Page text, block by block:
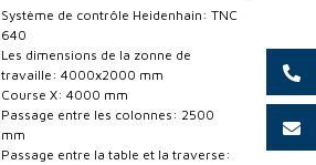
Système de contrôle Heidenhain: TNC
640
Les dimensions de la zonne de
travaille: 4000x2000 mm
Course X: 4000 mm
Passage entre les colonnes: 2500
mm
Passage entre la table et la traverse: